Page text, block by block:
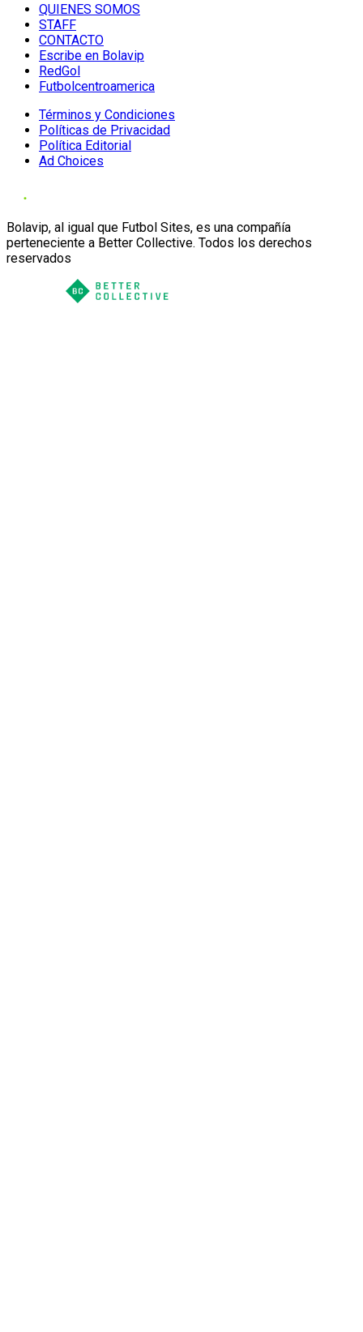
QUIENES SOMOS
STAFF
CONTACTO
Escribe en Bolavip
RedGol
Futbolcentroamerica
Términos y Condiciones
Políticas de Privacidad
Política Editorial
Ad Choices
Bolavip, al igual que Futbol Sites, es una compañía
perteneciente a Better Collective. Todos los derechos
reservados